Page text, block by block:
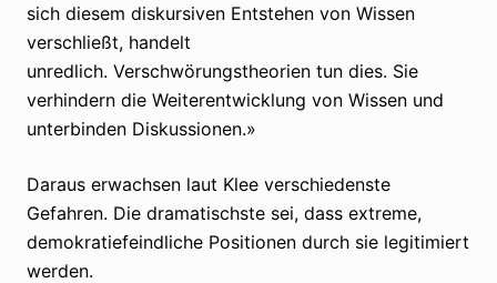
sich diesem diskursiven Entstehen von Wissen
verschließt, handelt
unredlich. Verschwörungstheorien tun dies. Sie
verhindern die Weiterentwicklung von Wissen und
unterbinden Diskussionen.»
Daraus erwachsen laut Klee verschiedenste
Gefahren. Die dramatischste sei, dass extreme,
demokratiefeindliche Positionen durch sie legitimiert
werden.